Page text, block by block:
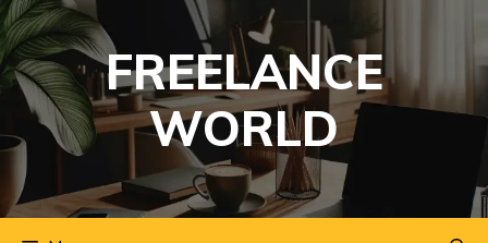
Aller
au
contenu
FREELANCE
WORLD